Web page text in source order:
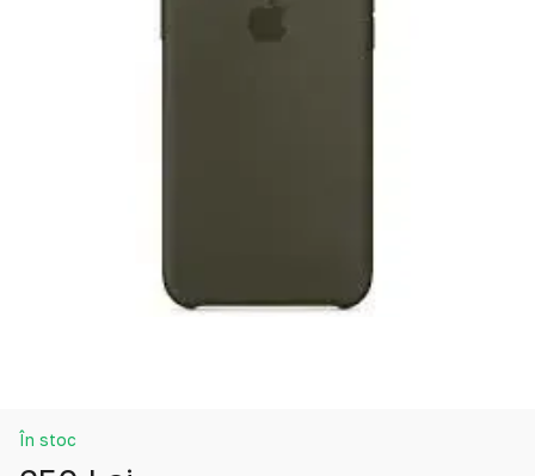
În stoc